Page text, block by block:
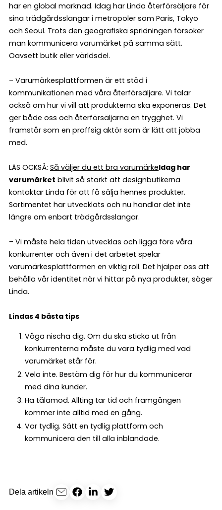
har en global marknad. Idag har Linda återförsäljare för
sina trädgårdsslangar i metropoler som Paris, Tokyo
och Seoul. Trots den geografiska spridningen försöker
man kommunicera varumärket på samma sätt.
Oavsett butik eller världsdel.
– Varumärkesplattformen är ett stöd i
kommunikationen med våra återförsäljare. Vi talar
också om hur vi vill att produkterna ska exponeras. Det
ger både oss och återförsäljarna en trygghet. Vi
framstår som en proffsig aktör som är lätt att jobba
med.
LÄS OCKSÅ: Så väljer du ett bra varumärkeIdag har
varumärket blivit så starkt att designbutikerna
kontaktar Linda för att få sälja hennes produkter.
Sortimentet har utvecklats och nu handlar det inte
längre om enbart trädgårdsslangar.
– Vi måste hela tiden utvecklas och ligga före våra
konkurrenter och även i det arbetet spelar
varumärkesplattformen en viktig roll. Det hjälper oss att
behålla vår identitet när vi hittar på nya produkter, säger
Linda.
Lindas 4 bästa tips
Våga nischa dig. Om du ska sticka ut från
konkurrenterna måste du vara tydlig med vad
varumärket står för.
Vela inte. Bestäm dig för hur du kommunicerar
med dina kunder.
Ha tålamod. Allting tar tid och framgången
kommer inte alltid med en gång.
Var tydlig. Sätt en tydlig plattform och
kommunicera den till alla inblandade.
Dela artikeln